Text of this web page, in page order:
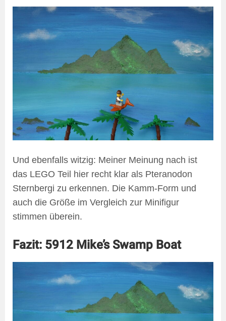
Und ebenfalls witzig: Meiner Meinung nach ist
das LEGO Teil hier recht klar als Pteranodon
Sternbergi zu erkennen. Die Kamm-Form und
auch die Größe im Vergleich zur Minifigur
stimmen überein.
Fazit: 5912 Mike’s Swamp Boat